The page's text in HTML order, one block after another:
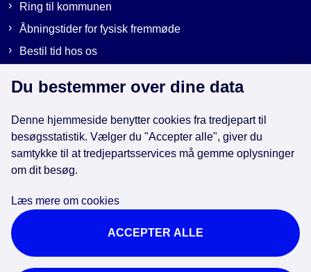
Ring til kommunen
Åbningstider for fysisk fremmøde
Bestil tid hos os
Genveje
EAN-numre i kommunen
Cookies
Tilgængelighedserklæring
Brug af kunstig intelligens
Du bestemmer over dine data
Denne hjemmeside benytter cookies fra tredjepart til
besøgsstatistik. Vælger du "Accepter alle", giver du
samtykke til at tredjepartsservices må gemme oplysninger
om dit besøg.
Læs mere om cookies
ACCEPTER ALLE